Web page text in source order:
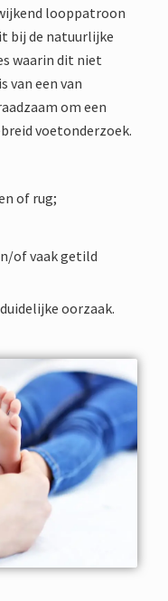
looppatroon
bij de natuurlijke
waarin dit niet
van een van
om een
voetonderzoek.
of rug;
of vaak getild
oorzaak.